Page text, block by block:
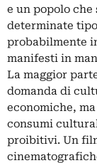
e un popolo
determinate
probabilmente
manifesti in
La maggior
domanda di
economiche,
consumi
proibitivi. Un